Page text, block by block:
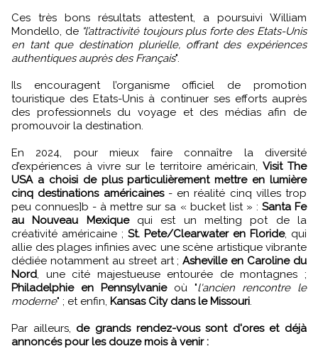
Ces très bons résultats attestent, a poursuivi William
Mondello, de "l’attractivité toujours plus forte des Etats-Unis
en tant que destination plurielle, offrant des expériences
authentiques auprès des Français".
Ils encouragent l’organisme officiel de promotion
touristique des Etats-Unis à continuer ses efforts auprès
des professionnels du voyage et des médias afin de
promouvoir la destination.
En 2024, pour mieux faire connaître la diversité
d’expériences à vivre sur le territoire américain, Visit The
USA a choisi de plus particulièrement mettre en lumière
cinq destinations américaines- en réalité cinq villes trop
peu connues]b - à mettre sur sa « bucket list » : Santa Fe
au Nouveau Mexiquequi est un melting pot de la
créativité américaine ; St. Pete/Clearwater en Floride, qui
allie des plages infinies avec une scène artistique vibrante
dédiée notamment au street art ;Asheville en Caroline du
Nord, une cité majestueuse entourée de montagnes ;
Philadelphie en Pennsylvanieoù "l'ancien rencontre le
moderne" ; et enfin, Kansas City dans le Missouri.
Par ailleurs, de grands rendez-vous sont d'ores et déjà
annoncés pour les douze mois à venir :